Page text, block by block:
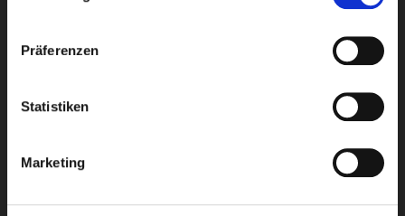
Präferenzen
Statistiken
Marketing
Störung